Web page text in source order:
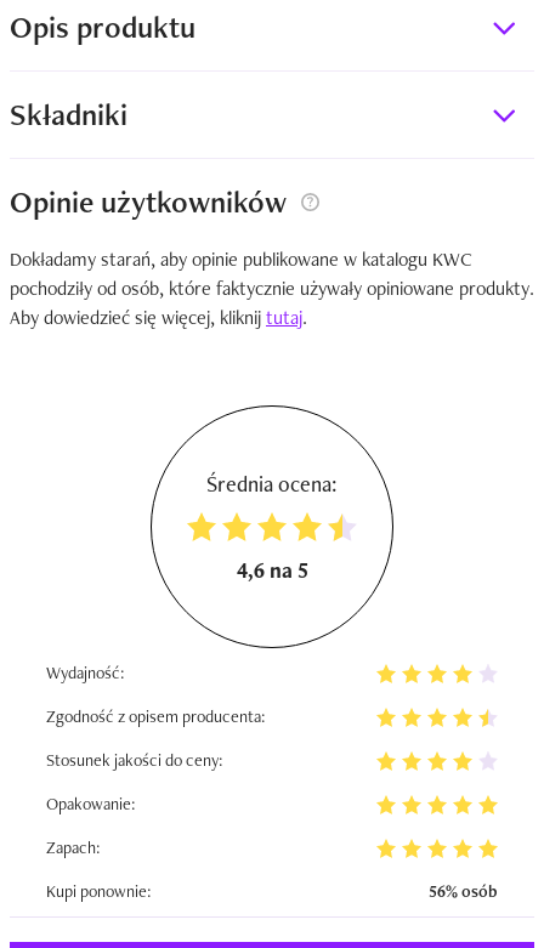
Opis produktu
Składniki
Opinie użytkowników
Dokładamy starań, aby opinie publikowane w katalogu KWC
pochodziły od osób, które faktycznie używały opiniowane produkty.
Aby dowiedzieć się więcej, kliknijtutaj.
Średnia ocena:
4,6 na 5
Wydajność:
Zgodność z opisem producenta:
Stosunek jakości do ceny:
Opakowanie:
Zapach:
Kupi ponownie:
56% osób